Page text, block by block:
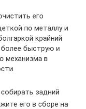
его
по металлу и
крайний
быструю и
механизма в
задний
его в сборе на